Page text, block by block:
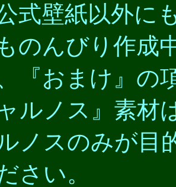
式壁紙以外に
のんびり作成
『おまけ』の
ルノス』素材
ノスのみが目
さい。